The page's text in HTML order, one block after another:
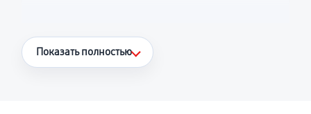
Что считается гарантийным случаем
Показать полностью